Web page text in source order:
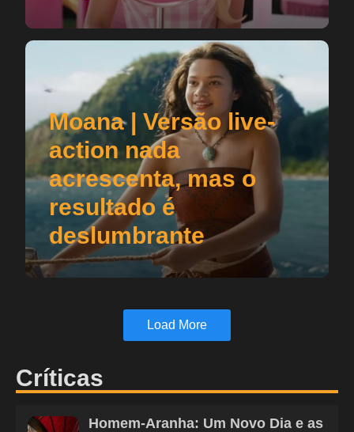
Moana | Versão live-
action nada
acrescenta, mas o
resultado é
deslumbrante
Load More
Críticas
Homem-Aranha: Um Novo Dia e as